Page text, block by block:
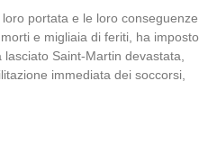
portata e le loro conseguenze.
e migliaia di feriti, ha imposto
lasciato Saint-Martin devastata,
immediata dei soccorsi,